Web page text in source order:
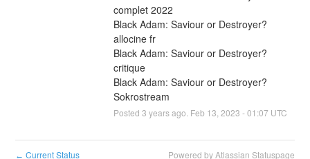
complet 2022
Black Adam: Saviour or Destroyer?
allocine fr
Black Adam: Saviour or Destroyer?
critique
Black Adam: Saviour or Destroyer?
Sokrostream
Posted 3 years ago. Feb 13 2023 -01:07 UTC
← Current Status Powered by Atlassian Statuspage